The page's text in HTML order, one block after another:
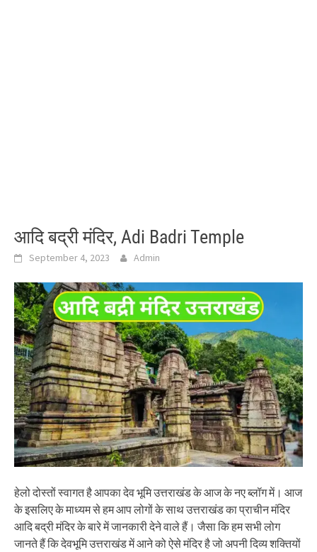
आदि बद्री मंदिर, Adi Badri Temple
September 4, 2023 Admin
हेलो दोस्तों स्वागत है आपका देव भूमि उत्तराखंड के आज के नए ब्लॉग में। आज
के इसलिए के माध्यम से हम आप लोगों के साथ उत्तराखंड का प्राचीन मंदिर
आदि बद्री मंदिर के बारे में जानकारी देने वाले हैं। जैसा कि हम सभी लोग
जानते हैं कि देवभूमि उत्तराखंड में आने को ऐसे मंदिर है जो अपनी दिव्य शक्तियों